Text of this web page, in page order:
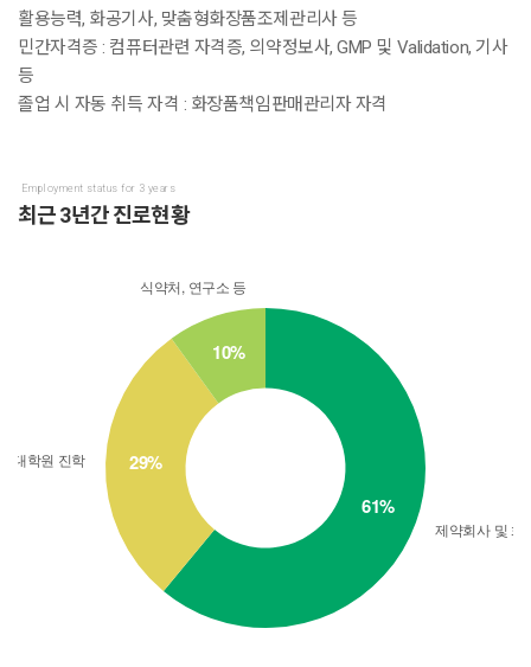
활용능력, 화공기사, 맞춤형화장품조제관리사 등
민간자격증 : 컴퓨터관련 자격증, 의약정보사, GMP 및 Validation, 기사
등
졸업 시 자동 취득 자격 : 화장품책임판매관리자 자격
Employment status for 3 years
최근 3년간 진로현황